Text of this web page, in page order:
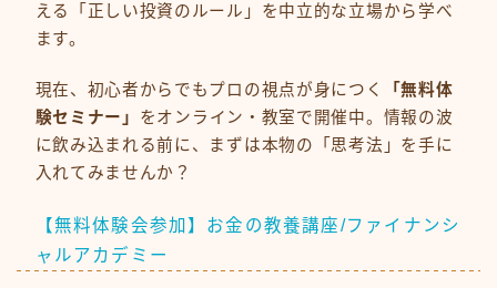
える「正しい投資のルール」を中立的な立場から学べ
ます。
現在、初心者からでもプロの視点が身につく
「無料体
験セミナー」 をオンライン・教室で開催中。情報の波
に飲み込まれる前に、まずは本物の「思考法」を手に
入れてみませんか？
【無料体験会参加】お金の教養講座/ファイナンシ
ャルアカデミー